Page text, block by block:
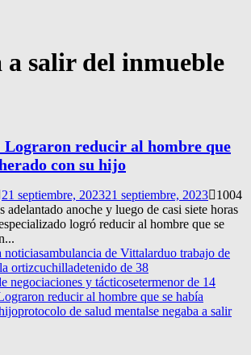
a salir del inmueble
reducir al hombre que
con su hijo
21 septiembre, 202321 septiembre, 2023
1004
adelantado anoche y luego de casi siete horas
logró reducir al hombre que se
noticiasambulancia de Vittalarduo trabajo de
ortizcuchilladetenido de 38
negociaciones y tácticosetermenor de 14
reducir al hombre que se había
protocolo de salud mentalse negaba a salir